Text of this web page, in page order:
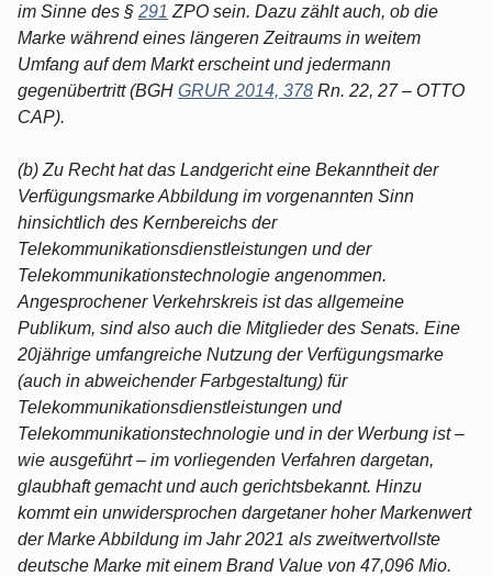
im Sinne des § 291 ZPO sein. Dazu zählt auch, ob die
Marke während eines längeren Zeitraums in weitem
Umfang auf dem Markt erscheint und jedermann
gegenübertritt (BGH GRUR 2014, 378 Rn. 22, 27 – OTTO
CAP).
(b) Zu Recht hat das Landgericht eine Bekanntheit der
Verfügungsmarke Abbildung im vorgenannten Sinn
hinsichtlich des Kernbereichs der
Telekommunikationsdienstleistungen und der
Telekommunikationstechnologie angenommen.
Angesprochener Verkehrskreis ist das allgemeine
Publikum, sind also auch die Mitglieder des Senats. Eine
20jährige umfangreiche Nutzung der Verfügungsmarke
(auch in abweichender Farbgestaltung) für
Telekommunikationsdienstleistungen und
Telekommunikationstechnologie und in der Werbung ist –
wie ausgeführt – im vorliegenden Verfahren dargetan,
glaubhaft gemacht und auch gerichtsbekannt. Hinzu
kommt ein unwidersprochen dargetaner hoher Markenwert
der Marke Abbildung im Jahr 2021 als zweitwertvollste
deutsche Marke mit einem Brand Value von 47,096 Mio.